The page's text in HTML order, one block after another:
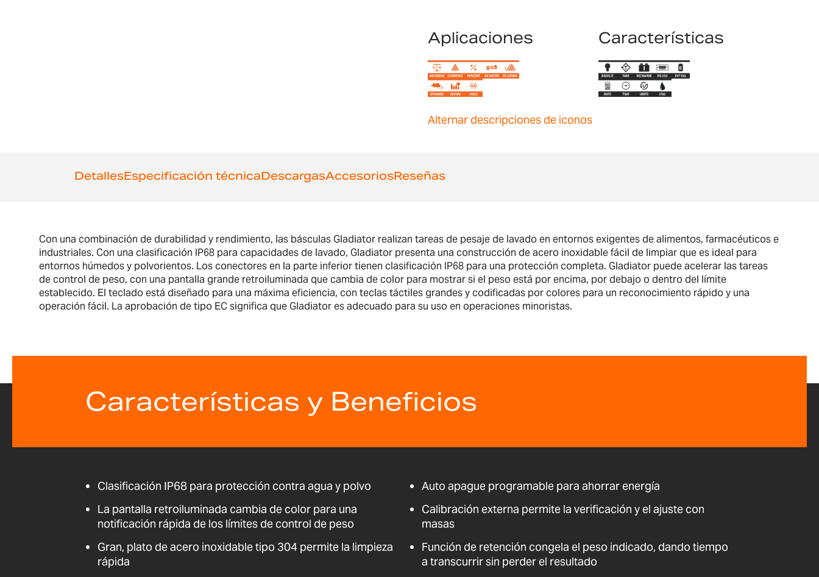
Aplicaciones Características
Alternar descripciones de iconos
DetallesEspecificación técnicaDescargasAccesoriosReseñas
Con una combinación de durabilidad y rendimiento, las básculas Gladiator realizan tareas de pesaje de lavado en entornos exigentes de alimentos, farmacéuticos e
industriales. Con una clasificación IP68 para capacidades de lavado, Gladiator presenta una construcción de acero inoxidable fácil de limpiar que es ideal para
entornos húmedos y polvorientos. Los conectores en la parte inferior tienen clasificación IP68 para una protección completa. Gladiator puede acelerar las tareas
de control de peso, con una pantalla grande retroiluminada que cambia de color para mostrar si el peso está por encima, por debajo o dentro del límite
establecido. El teclado está diseñado para una máxima eficiencia, con teclas táctiles grandes y codificadas por colores para un reconocimiento rápido y una
operación fácil. La aprobación de tipo EC significa que Gladiator es adecuado para su uso en operaciones minoristas.
Características y Beneficios
Clasificación IP68 para protección contra agua y polvo
La pantalla retroiluminada cambia de color para una
notificación rápida de los límites de control de peso
Gran, plato de acero inoxidable tipo 304 permite la limpieza
rápida
Auto apague programable para ahorrar energía
Calibración externa permite la verificación y el ajuste con
masas
Función de retención congela el peso indicado, dando tiempo
a transcurrir sin perder el resultado